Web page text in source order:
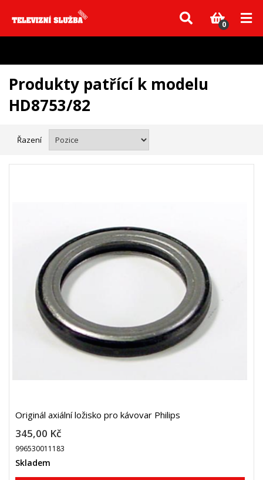
Vzhledem k aktuální situaci se může dodání dílů, které nejsou skladem,
zpozdit. Děkujeme za pochopení.
0
Produkty patřící k modelu
HD8753/82
Řazení
Originál axiální ložisko pro kávovar Philips
345,00 Kč
996530011183
Skladem